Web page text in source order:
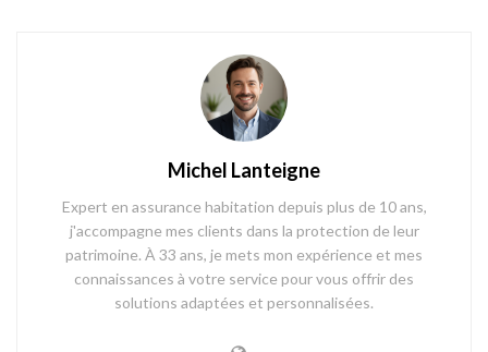
Michel Lanteigne
Expert en assurance habitation depuis plus de 10 ans,
j'accompagne mes clients dans la protection de leur
patrimoine. À 33 ans, je mets mon expérience et mes
connaissances à votre service pour vous offrir des
solutions adaptées et personnalisées.